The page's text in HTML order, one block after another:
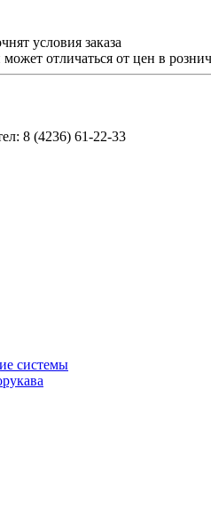
условия заказа
отличаться от цен в
8 (4236) 61-22-33
системы